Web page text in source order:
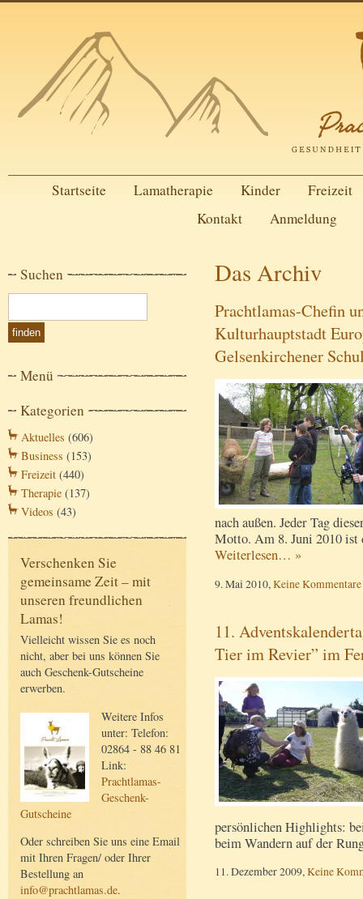
Startseite Lamatherapie Kinder
Freizeit
Kontakt
Anmeldung
Suchen
Menü
Kategorien
Aktuelles (606)
Business (153)
Freizeit (440)
Therapie (137)
Videos (43)
Verschenken Sie
gemeinsame Zeit – mit
unseren freundlichen
Lamas!
Vielleicht wissen Sie es noch
nicht, aber bei uns können Sie
auch Geschenk-Gutscheine
erwerben.
Weitere Infos
unter: Telefon:
02864 - 88 46 81
Link:
Prachtlamas-
Geschenk-
Gutscheine
Oder schreiben Sie uns eine Email
mit Ihren Fragen/ oder Ihrer
Bestellung an
info@prachtlamas.de.
Das Archiv
Prachtlamas-Chefin
Kulturhauptstadt
Gelsenkirchener
nach außen. Jeder Tag
Motto. Am 8. Juni 2010 ist
Weiterlesen… »
9. Mai 2010, Keine Kommentare
11.
Tier im Revier” im
persönlichen Highlights:
beim Wandern auf der
11. Dezember 2009,Keine